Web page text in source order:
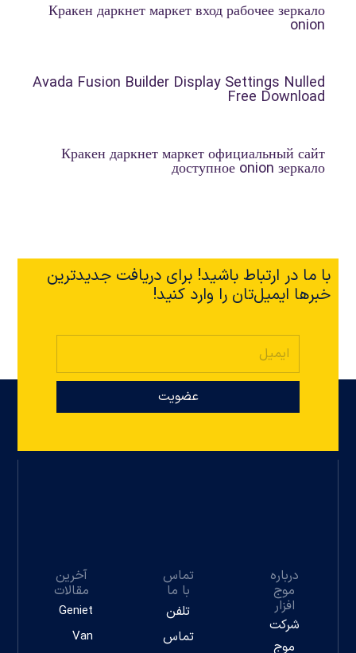
Кракен даркнет маркет вход рабочее зеркало
onion
Avada Fusion Builder Display Settings Nulled
Free Download
Кракен даркнет маркет официальный сайт
доступное onion зеркало
با ما در ارتباط باشید! برای دریافت جدیدترین
خبرها ایمیل‌تان را وارد کنید!
عضویت
درباره
موج
افزار
شرکت
موج
تماس
با ما
تلفن
تماس
آخرین
مقالات
Geniet
Van